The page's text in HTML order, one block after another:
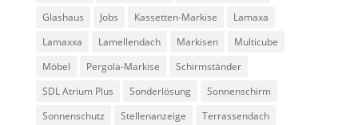
Glashaus
Jobs Kassetten-Markise
Lamaxa
Lamaxxa
Lamellendach Markisen
Multicube
Möbel
Pergola-Markise
Schirmständer
SDL Atrium Plus
Sonderlösung
Sonnenschirm
Sonnenschutz
Stellenanzeige Terrassendach